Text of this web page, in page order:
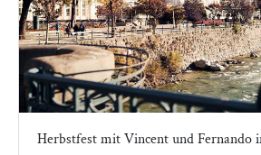
Herbstfest mit Vincent und Fernando